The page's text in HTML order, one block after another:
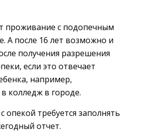
проживание с подопечным
А после 16 лет возможно и
получения разрешения
если это отвечает
например,
колледж в городе.
опекой требуется заполнять
отчет.